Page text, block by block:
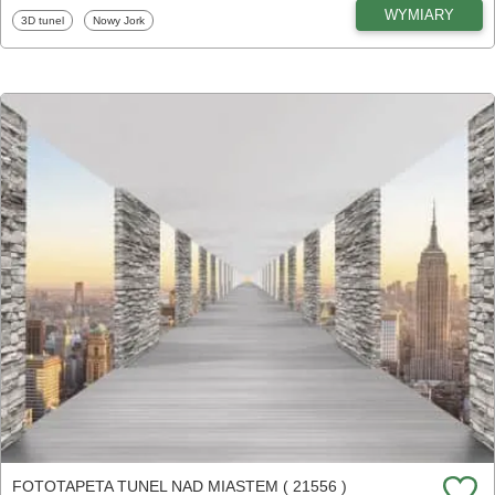
Fototapety
3D tunel Fototapety
Nowy Jork WYMIARY
FOTOTAPETA TUNEL NAD MIASTEM ( 21556 )